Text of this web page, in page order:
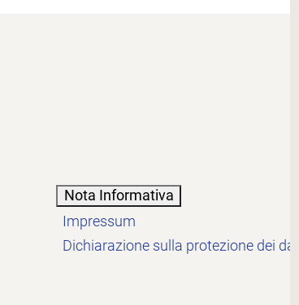
Nota Informativa
Impressum
Dichiarazione sulla protezione dei dati